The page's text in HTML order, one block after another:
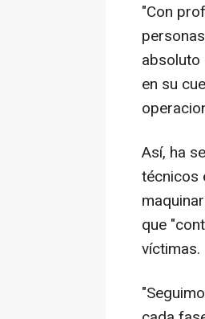
"Con
absoluto
en su
Así, ha
técnicos
que
víctimas.